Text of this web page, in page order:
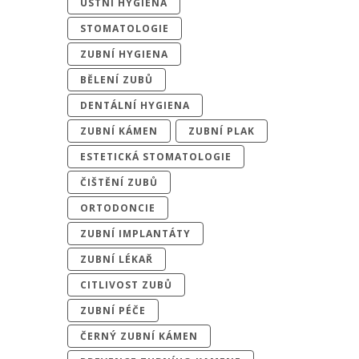
ÚSTNÍ HYGIENA
STOMATOLOGIE
ZUBNÍ HYGIENA
BĚLENÍ ZUBŮ
DENTÁLNÍ HYGIENA
ZUBNÍ KÁMEN
ZUBNÍ PLAK
ESTETICKÁ STOMATOLOGIE
ČIŠTĚNÍ ZUBŮ
ORTODONCIE
ZUBNÍ IMPLANTÁTY
ZUBNÍ LÉKAŘ
CITLIVOST ZUBŮ
ZUBNÍ PÉČE
ČERNÝ ZUBNÍ KÁMEN